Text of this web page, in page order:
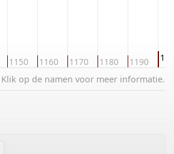
1150 1160 1170 1180 1190
Klik op de namen voor meer informatie.